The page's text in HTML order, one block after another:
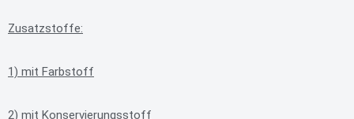
Zusatzstoffe:
1) mit Farbstoff
2) mit Konservierungsstoff